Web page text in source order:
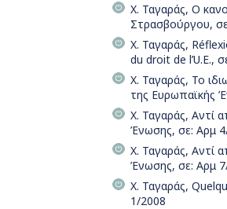
Χ. Ταγαράς, Ο
Στρασβούργου,
Χ. Ταγαράς,
du droit de l’U.E.,
Χ. Ταγαράς, Το
της Ευρωπαϊκής
Χ. Ταγαράς, Αντί
Ένωσης, σε: Αρμ
Χ. Ταγαράς, Αντί
Ένωσης, σε: Αρμ
Χ. Ταγαράς,
1/2008